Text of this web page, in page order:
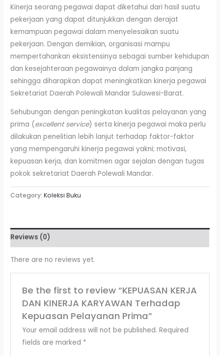
Kinerja seorang pegawai dapat diketahui dari hasil suatu
pekerjaan yang dapat ditunjukkan dengan derajat
kemampuan pegawai dalam menyelesaikan suatu
pekerjaan. Dengan demikian, organisasi mampu
mempertahankan eksistensinya sebagai sumber kehidupan
dan kesejahteraan pegawainya dalam jangka panjang
sehingga diharapkan dapat meningkatkan kinerja pegawai
Sekretariat Daerah Polewali Mandar Sulawesi-Barat.
Sehubungan dengan peningkatan kualitas pelayanan yang
prima (excellent service) serta kinerja pegawai maka perlu
dilakukan penelitian lebih lanjut terhadap faktor-faktor
yang mempengaruhi kinerja pegawai yakni; motivasi,
kepuasan kerja, dan komitmen agar sejalan dengan tugas
pokok sekretariat Daerah Polewali Mandar.
Category:Koleksi Buku
Reviews (0)
There are no reviews yet.
Be the first to review “KEPUASAN KERJA
DAN KINERJA KARYAWAN Terhadap
Kepuasan Pelayanan Prima”
Your email address will not be published. Required
fields are marked *